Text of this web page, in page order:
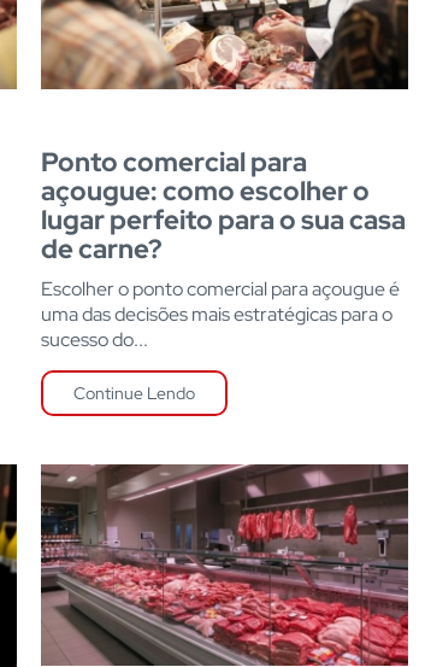
Ponto comercial para
açougue: como escolher o
lugar perfeito para o sua casa
de carne?
Escolher o ponto comercial para açougue é
uma das decisões mais estratégicas para o
sucesso do...
Continue Lendo